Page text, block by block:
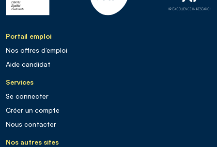
Portail emploi
Nos offres d’emploi
Aide candidat
Services
Se connecter
Créer un compte
Nous contacter
Nos autres sites